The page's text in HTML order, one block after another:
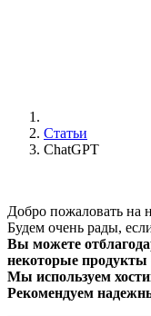
Статьи
ChatGPT
Добро пожаловать на
Будем очень рады,
Вы можете
некоторые продукты
Мы используем
Рекомендуем